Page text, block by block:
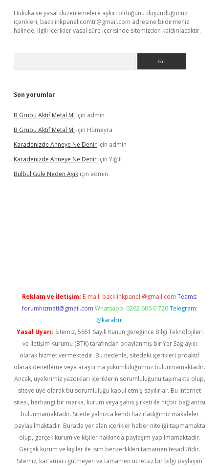
Hukuka ve yasal düzenlemelere aykırı olduğunu düşündüğünüz
içerikleri, backlinkpanelicomtr@gmail.com adresine bildirmeniz
halinde, ilgili içerikler yasal süre içerisinde sitemizden kaldırılacaktır.
Son yorumlar
B Grubu Aktif Metal Mi için admin
B Grubu Aktif Metal Mi için Hümeyra
Karadenizde Anneye Ne Denir için admin
Karadenizde Anneye Ne Denir için Yiğit
Bülbül Güle Neden Aşık için admin
Reklam ve İletişim: E-mail: backlinkpaneli@gmail.com Teams:
forumhizmeti@gmail.com Whatsapp: 0262 606 0 726 Telegram:
@karabul
Yasal Uyarı: Sitemiz, 5651 Sayılı Kanun gereğince Bilgi Teknolojileri
ve İletişim Kurumu (BTK) tarafından onaylanmış bir Yer Sağlayıcı
olarak hizmet vermektedir. Bu nedenle, sitedeki içerikleri proaktif
olarak denetleme veya araştırma yükümlülüğümüz bulunmamaktadır.
Ancak, üyelerimiz yazdıkları içeriklerin sorumluluğunu taşımakta olup,
siteye üye olarak bu sorumluluğu kabul etmiş sayılırlar. Bu internet
sitesi, herhangi bir marka, kurum veya şahıs şirketi ile hiçbir bağlantısı
bulunmamaktadır. Sitede yalnızca kendi hazırladığımız makaleler
paylaşılmaktadır. Burada yer alan içerikler haber niteliği taşımamakta
olup, gerçek kurum ve kişiler hakkında paylaşım yapılmamaktadır.
Gerçek kurum ve kişiler ile isim benzerlikleri tamamen tesadüfidir.
Sitemiz, kar amacı gütmeyen ve tamamen ücretsiz bir bilgi paylaşım